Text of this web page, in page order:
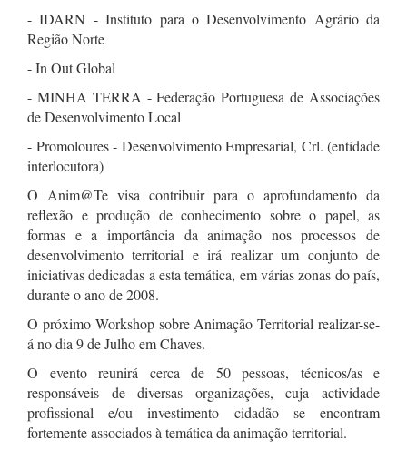
- IDARN - Instituto para o Desenvolvimento Agrário da
Região Norte
- In Out Global
- MINHA TERRA - Federação Portuguesa de Associações
de Desenvolvimento Local
- Promoloures - Desenvolvimento Empresarial, Crl. (entidade
interlocutora)
O Anim@Te visa contribuir para o aprofundamento da
reflexão e produção de conhecimento sobre o papel, as
formas e a importância da animação nos processos de
desenvolvimento territorial e irá realizar um conjunto de
iniciativas dedicadas a esta temática, em várias zonas do país,
durante o ano de 2008.
O próximo Workshop sobre Animação Territorial realizar-se-
á no dia 9 de Julho em Chaves.
O evento reunirá cerca de 50 pessoas, técnicos/as e
responsáveis de diversas organizações, cuja actividade
profissional e/ou investimento cidadão se encontram
fortemente associados à temática da animação territorial.